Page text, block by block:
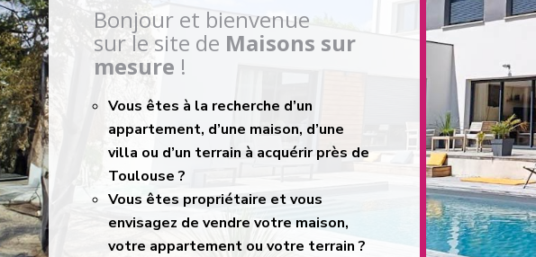
Bonjour et bienvenue
sur le site de Maisons sur
mesure !
Vous êtes à la recherche d’un
appartement, d’une maison, d’une
villa ou d’un terrain à acquérir près de
Toulouse ?
Vous êtes propriétaire et vous
envisagez de vendre votre maison,
votre appartement ou votre terrain ?